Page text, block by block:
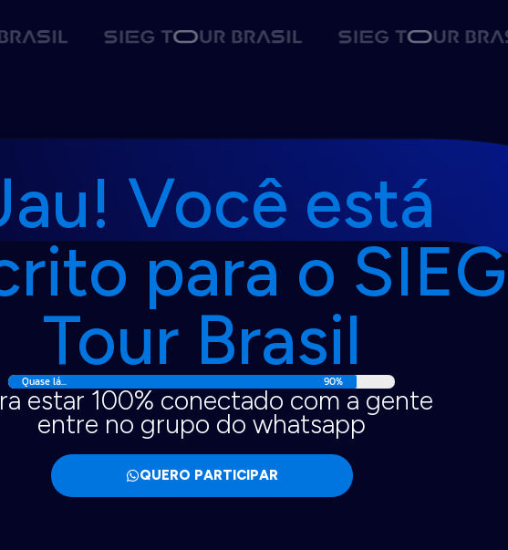
Você está
para o SIEG
Tour Brasil
Quase lá... 90%
estar 100% conectado com a gente
entre no grupo do whatsapp
QUERO PARTICIPAR